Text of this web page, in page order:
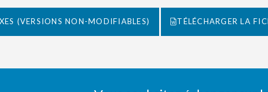
(VERSIONS NON-MODIFIABLES) TÉLÉCHARGER LA